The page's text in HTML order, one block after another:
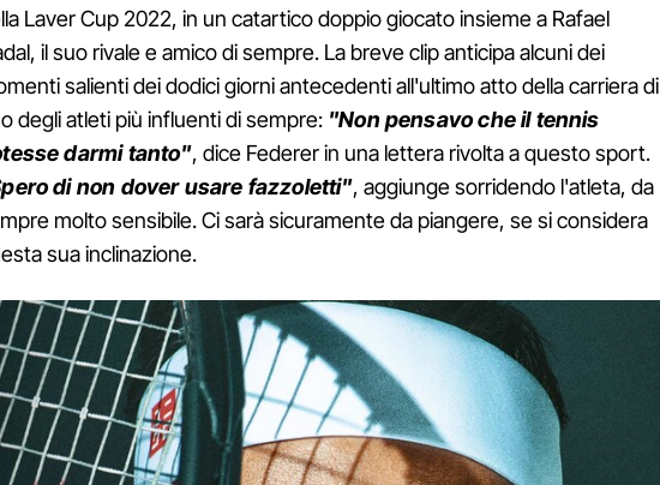
Laver Cup 2022, in un catartico doppio giocato insieme a Rafael
il suo rivale e amico di sempre. La breve clip anticipa alcuni dei
salienti dei dodici giorni antecedenti all'ultimo atto della carriera di
degli atleti più influenti di sempre: "Non pensavo che il tennis
darmi tanto", dice Federer in una lettera rivolta a questo sport.
di non dover usare fazzoletti", aggiunge sorridendo l'atleta, da
molto sensibile. Ci sarà sicuramente da piangere, se si considera
sua inclinazione.